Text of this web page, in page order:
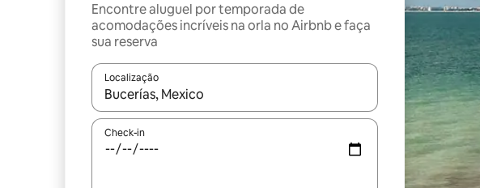
Encontre aluguel por temporada de
acomodações incríveis na orla no Airbnb e faça
sua reserva
Localização
Quando os resultados estiverem disponíveis, explore-os usando as
Check-in